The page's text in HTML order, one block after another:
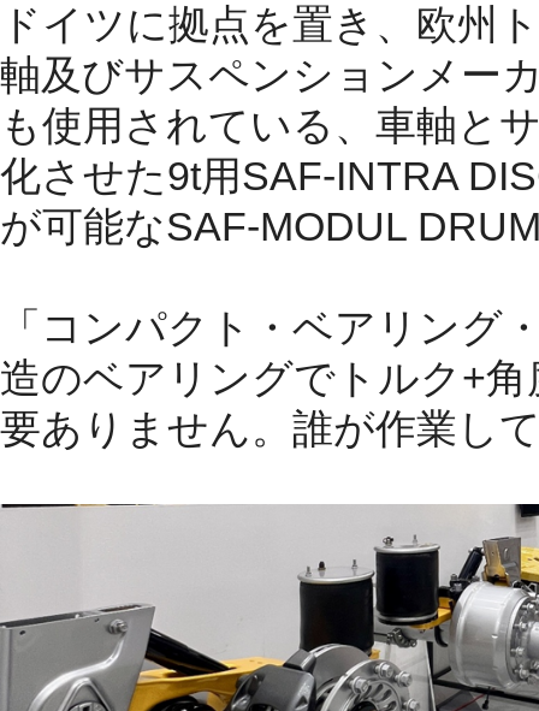
ドイツに拠点を置き、欧州
軸及びサスペンションメー
も使用されている、車軸と
化させた9t用SAF-INTRA
が可能なSAF-MODUL
「コンパクト・ベアリング
造のベアリングでトルク +角
要ありません。誰が作業し